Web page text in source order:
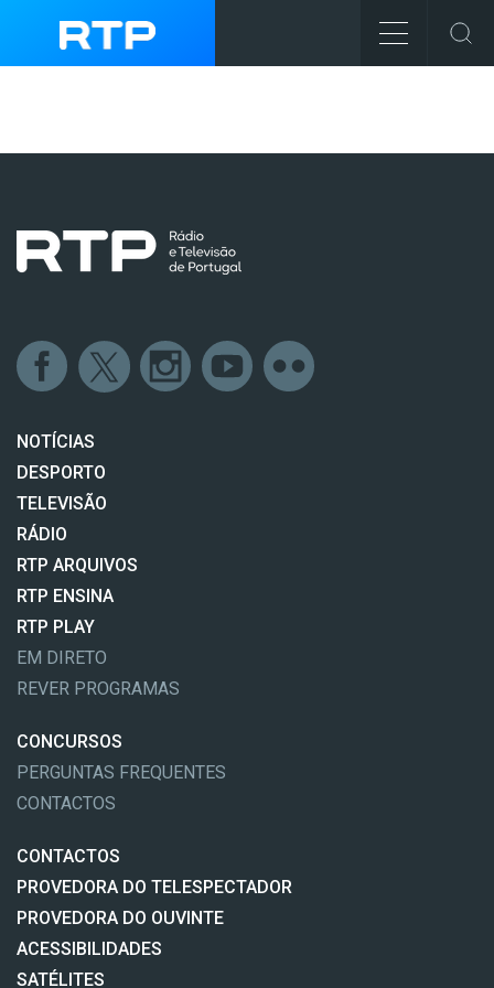
NOTÍCIAS
DESPORTO
TELEVISÃO
RÁDIO
RTP ARQUIVOS
RTP ENSINA
RTP PLAY
EM DIRETO
REVER PROGRAMAS
CONCURSOS
PERGUNTAS FREQUENTES
CONTACTOS
CONTACTOS
PROVEDORA DO TELESPECTADOR
PROVEDORA DO OUVINTE
ACESSIBILIDADES
SATÉLITES